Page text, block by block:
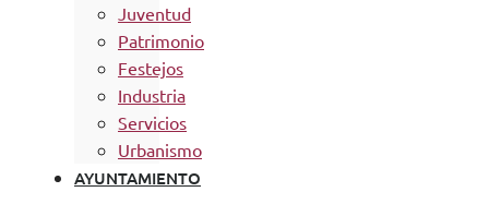
Juventud
Patrimonio
Festejos
Industria
Servicios
Urbanismo
AYUNTAMIENTO